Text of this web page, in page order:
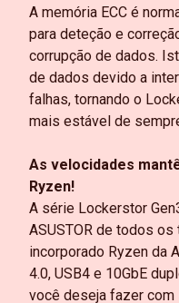
A memória ECC é
para deteção e
corrupção de dados.
de dados devido a
falhas, tornando o
mais estável de
As velocidades
Ryzen!
A série Lockerstor
ASUSTOR de todos
incorporado Ryzen da
4.0, USB4 e 10GbE
você deseja fazer com